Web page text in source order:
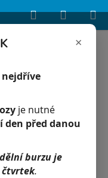
×
nejdříve
je nutné
den před danou
burzu je
čtvrtek.
je orientační a může se
čase.
Hledat
KOŠÍK
cm - Osteoglossum
7-10